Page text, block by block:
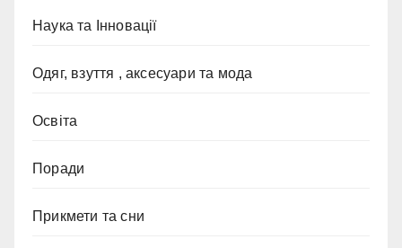
Наука та Інновації
Одяг, взуття , аксесуари та мода
Освіта
Поради
Прикмети та сни